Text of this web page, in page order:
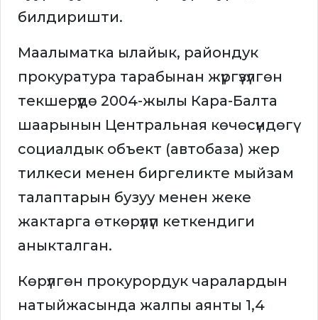
билдиришти.
Маалыматка ылайык, райондук
прокуратура тарабынан жүргүзүлгөн
текшерүүдө 2004-жылы Кара-Балта
шаарынын Центральная көчөсүндөгү
социалдык объект (автобаза) жер
тилкеси менен биргеликте мыйзам
талаптарын бузуу менен жеке
жактарга өткөрүлүп кеткендиги
аныкталган.
Көрүлгөн прокурордук чаралардын
натыйжасында жалпы аянты 1,4